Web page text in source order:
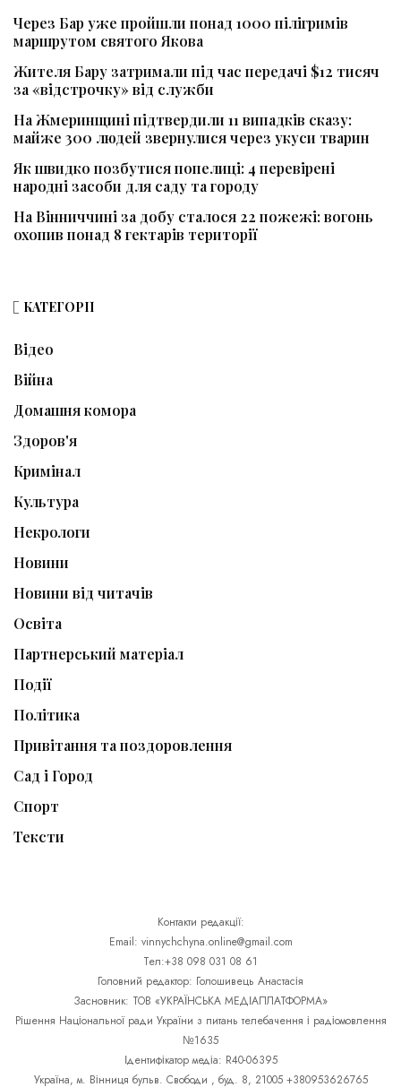
Через Бар уже пройшли понад 1000 пілігримів
маршрутом святого Якова
Жителя Бару затримали під час передачі $12 тисяч
за «відстрочку» від служби
На Жмеринщині підтвердили 11 випадків сказу:
майже 300 людей звернулися через укуси тварин
Як швидко позбутися попелиці: 4 перевірені
народні засоби для саду та городу
На Вінниччині за добу сталося 22 пожежі: вогонь
охопив понад 8 гектарів території
КАТЕГОРІЇ
Відео
Війна
Домашня комора
Здоров'я
Кримінал
Культура
Некрологи
Новини
Новини від читачів
Освіта
Партнерський матеріал
Події
Політика
Привітання та поздоровлення
Сад і Город
Спорт
Тексти
Контакти редакції:
Email: vinnychchyna.online@gmail.com
Тел:+38 098 031 08 61
Головний редактор: Голошивець Анастасія
Засновник: ТОВ «УКРАЇНСЬКА МЕДІАПЛАТФОРМА»
Рішення Національної ради України з питань телебачення і радіомовлення
№1635
Ідентифікатор медіа: R40-06395
Україна, м. Вінниця бульв. Свободи , буд. 8, 21005 +380953626765